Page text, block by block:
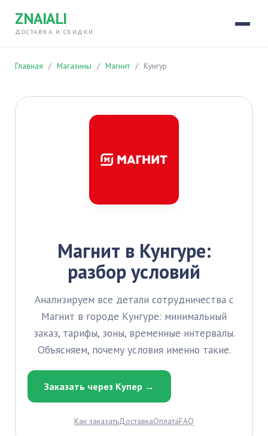
ZNAIALI
ДОСТАВКА И СКИДКИ
Главная / Магазины / Магнит / Кунгур
Магнит в Кунгуре:
разбор условий
Анализируем все детали сотрудничества с
Магнит в городе Кунгуре: минимальный
заказ, тарифы, зоны, временные интервалы.
Объясняем, почему условия именно такие.
Заказать через Купер →
Как заказатьДоставкаОплатаFAQ